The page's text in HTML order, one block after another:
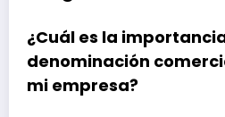
¿Cuál es la
denominación
mi empresa?